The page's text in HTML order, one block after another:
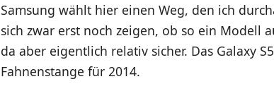
Samsung wählt hier einen Weg, den ich
sich zwar erst noch zeigen, ob so ein Modell
da aber eigentlich relativ sicher. Das Galaxy
Fahnenstange für 2014.